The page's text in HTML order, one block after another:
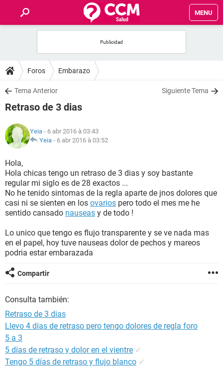
MENU
FORUMS
SALUD
NUTRICIÓN
BIENESTAR
SEXUALIDAD
GLOSARIO
Foros Embarazo
Tema Anterior Siguiente Tema
Retraso de 3 dias
Yeia - 6 abr 2016 à 03:43
Yeia - 6 abr 2016 à 03:52
Hola,
Hola chicas tengo un retraso de 3 dias y soy bastante
regular mi siglo es de 28 exactos ...
No he tenido sintomas de la regla aparte de jnos dolores que
casi ni se sienten en los ovarios pero todo el mes me he
sentido cansado nauseas y de todo !
Lo unico que tengo es flujo transparente y se ve nada mas
en el papel, hoy tuve nauseas dolor de pechos y mareos
podria estar embarazada
Compartir
Consulta también:
Retraso de 3 dias
Llevo 4 días de retraso pero tengo dolores de regla foro
5 a 3
5 días de retraso y dolor en el vientre ✓
Tengo 5 días de retraso y flujo blanco ✓